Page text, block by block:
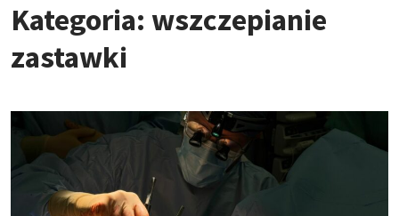
Kategoria: wszczepianie
zastawki